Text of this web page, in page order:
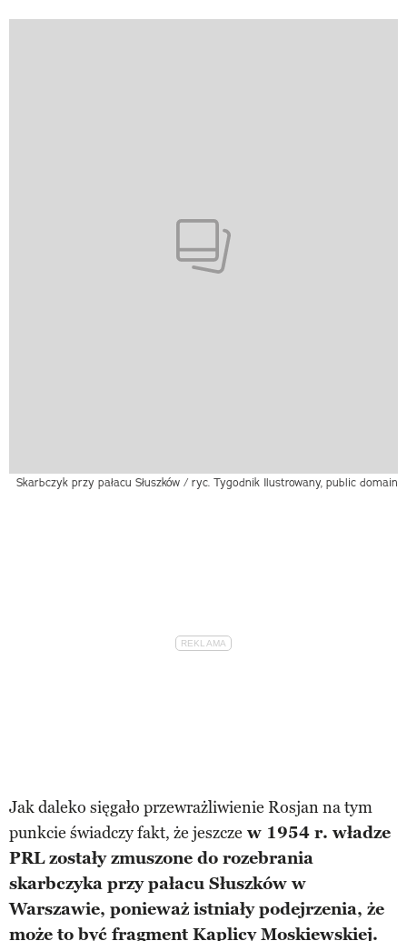
Skarbczyk przy pałacu Słuszków / ryc. Tygodnik Ilustrowany, public domain
Jak daleko sięgało przewrażliwienie Rosjan na tym
punkcie świadczy fakt, że jeszcze w 1954 r. władze
PRL zostały zmuszone do rozebrania
skarbczyka przy pałacu Słuszków w
Warszawie, ponieważ istniały podejrzenia, że
może to być fragment Kaplicy Moskiewskiej.